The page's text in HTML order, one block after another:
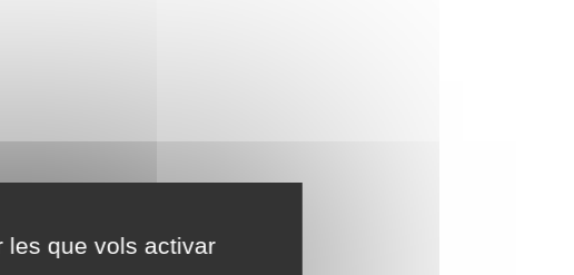
les que vols activar